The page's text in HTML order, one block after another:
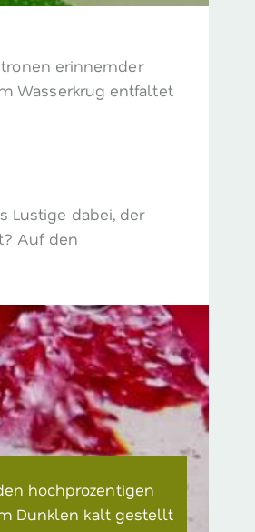
erinnernder
Wasserkrug entfaltet
Lustige dabei, der
Auf den
hochprozentigen
Dunklen kalt gestellt